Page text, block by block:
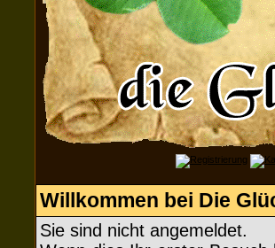
Willkommen bei Die
Sie sind nicht angemeldet.